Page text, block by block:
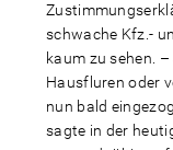
schwache Kfz.-
kaum zu sehen.
Hausfluren oder
nun bald
sagte in der